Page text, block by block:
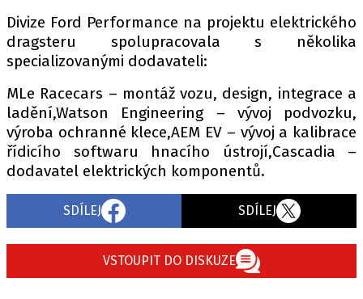
Divize Ford Performance na projektu elektrického
dragsteru spolupracovala s několika
specializovanými dodavateli:
MLe Racecars – montáž vozu, design, integrace a
ladění,Watson Engineering – vývoj podvozku,
výroba ochranné klece,AEM EV – vývoj a kalibrace
řídicího softwaru hnacího ústrojí,Cascadia –
dodavatel elektrických komponentů.
SDÍLEJ SDÍLEJ
VSTOUPIT DO DISKUZE